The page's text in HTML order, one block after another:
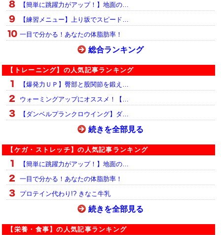
【簡単に跳躍力がアップ！】地面の…
【練習メニュー】上り坂でスピード…
一目で分かる！あなたの体脂肪率！
総合ランキング
【トレーニング】の人気記事ランキング
【爆発力ＵＰ】臀部と股関節を鍛え…
ウォーミングアップにオススメ！【…
【ダンベルプランクロウイング】ダ…
続きを全部見る
【ケガ・ストレッチ】の人気記事ランキング
【簡単に跳躍力がアップ！】地面の…
一目で分かる！あなたの体脂肪率！
プロテイン代わり!? きなこ牛乳
続きを全部見る
【栄養・食事】の人気記事ランキング